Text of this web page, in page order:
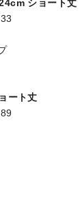
ショート丈
ート丈